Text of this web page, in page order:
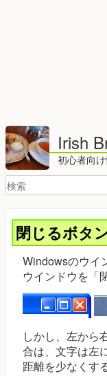
Irish
初心者向
閉じるボタ
Windowsのウイ
ウインドウを「
しかし、左から
合は、文字は左
距離を少なくす